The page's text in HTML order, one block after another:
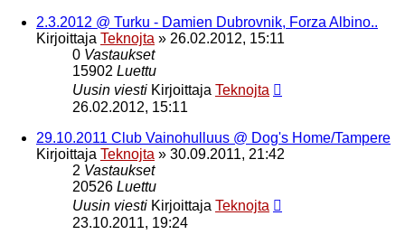
2.3.2012 @ Turku - Damien Dubrovnik, Forza Albino..
Kirjoittaja Teknojta » 26.02.2012, 15:11
0 Vastaukset
15902 Luettu
Uusin viesti Kirjoittaja Teknojta
26.02.2012, 15:11
29.10.2011 Club Vainohulluus @ Dog's Home/Tampere
Kirjoittaja Teknojta » 30.09.2011, 21:42
2 Vastaukset
20526 Luettu
Uusin viesti Kirjoittaja Teknojta
23.10.2011, 19:24